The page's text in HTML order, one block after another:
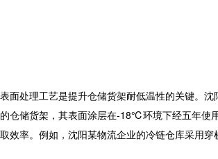
表面处理工艺是提升仓储货架耐低温性的关键。
的仓储货架，其表面涂层在-18℃环境下经五年使
取效率。例如，沈阳某物流企业的冷链仓库采用